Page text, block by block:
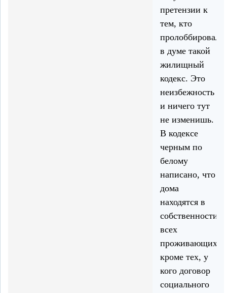
претензии к
тем, кто
пролоббировал
в думе такой
жилищный
кодекс. Это
неизбежность
и ничего тут
не изменишь.
В кодексе
черным по
белому
написано, что
дома
находятся в
собственности
всех
проживающих,
кроме тех, у
кого договор
социального